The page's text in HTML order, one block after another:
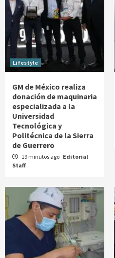
Lifestyle
GM de México realiza
donación de maquinaria
especializada a la
Universidad
Tecnológica y
Politécnica de la Sierra
de Guerrero
19 minutos ago Editorial
Staff